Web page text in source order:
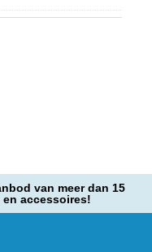
van meer dan 15
accessoires!